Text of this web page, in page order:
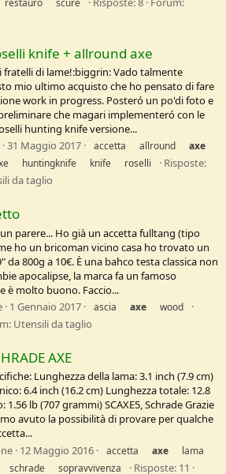
knife + allround axe
di lame!:biggrin: Vado talmente
mio ultimo acquisto che ho pensato di fare
work in progress. Posteró un po'di foto e
che magari implementeró con le
hunting knife versione...
31 Maggio 2017 accetta allround
axe
huntingknife knife roselli
Risposte:
da taglio
parere... Ho già un accetta fulltang (tipo
ho un bricoman vicino casa ho trovato un
da 800g a 10€. È una bahco testa classica non
apocalipse, la marca fa un famoso
è molto buono. Faccio...
1 Gennaio 2017 ascia axe wood
Utensili da taglio
AXE
Lunghezza della lama: 3.1 inch (7.9 cm)
6.4 inch (16.2 cm) Lunghezza totale: 12.8
1.56 lb (707 grammi) SCAXE5, Schrade Grazie
avuto la possibilità di provare per qualche
12 Maggio 2016 accetta axe
lama
schrade sopravvivenza Risposte: 11